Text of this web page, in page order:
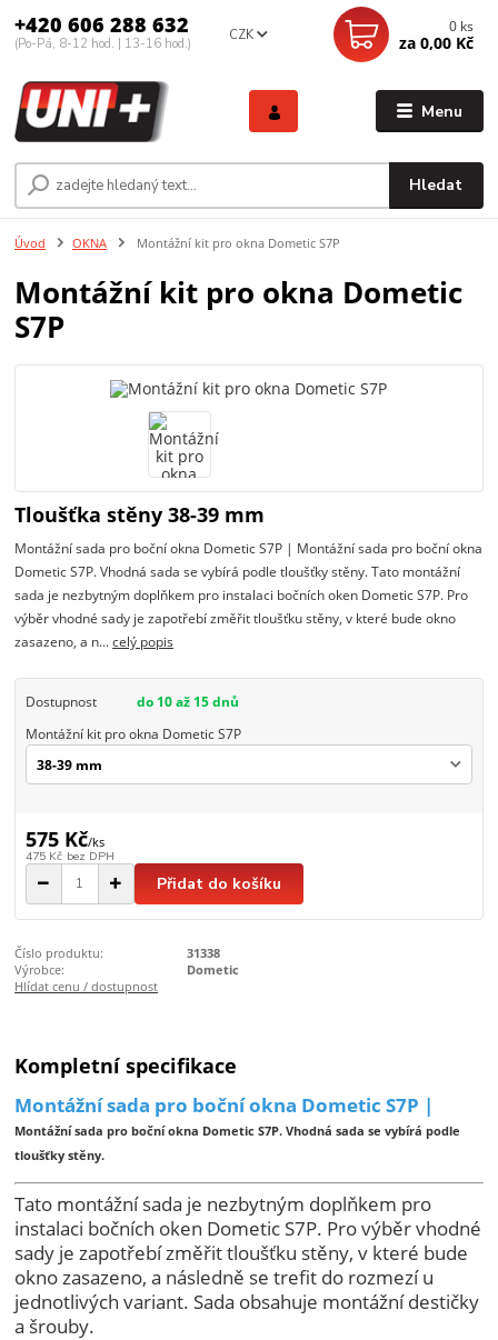
Menu
CZK
Hledat
+420 606 288 632
(Po-Pá, 8-12 hod. | 13-16 hod.)
0 ks
za 0,00 Kč
Úvod OKNA Montážní kit pro okna Dometic S7P
Montážní kit pro okna Dometic
S7P
Tloušťka stěny 38-39 mm
Montážní sada pro boční okna Dometic S7P | Montážní sada pro boční okna
Dometic S7P. Vhodná sada se vybírá podle tloušťky stěny. Tato montážní
sada je nezbytným doplňkem pro instalaci bočních oken Dometic S7P. Pro
výběr vhodné sady je zapotřebí změřit tloušťku stěny, v které bude okno
zasazeno, a n...celý popis
Dostupnost
do 10 až 15 dnů
Montážní kit pro okna Dometic S7P
575 Kč/ks
475 Kč bez DPH
Přidat do košíku
Číslo produktu:
31338
Výrobce:
Dometic
Hlídat cenu / dostupnost
Kompletní specifikace
Montážní sada pro boční okna Dometic S7P |
Montážní sada pro boční okna Dometic S7P. Vhodná sada se vybírá podle
tloušťky stěny.
Tato montážní sada je nezbytným doplňkem pro
instalaci bočních oken Dometic S7P. Pro výběr vhodné
sady je zapotřebí změřit tloušťku stěny, v které bude
okno zasazeno, a následně se trefit do rozmezí u
jednotlivých variant. Sada obsahuje montážní destičky
a šrouby.